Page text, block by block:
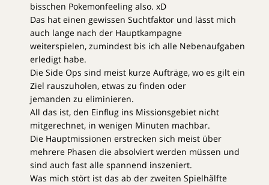
bisschen Pokemonfeeling also. xD
Das hat einen gewissen Suchtfaktor und lässt mich
auch lange nach der Hauptkampagne
weiterspielen, zumindest bis ich alle Nebenaufgaben
erledigt habe.
Die Side Ops sind meist kurze Aufträge, wo es gilt ein
Ziel rauszuholen, etwas zu finden oder
jemanden zu eliminieren.
All das ist, den Einflug ins Missionsgebiet nicht
mitgerechnet, in wenigen Minuten machbar.
Die Hauptmissionen erstrecken sich meist über
mehrere Phasen die absolviert werden müssen und
sind auch fast alle spannend inszeniert.
Was mich stört ist das ab der zweiten Spielhälfte